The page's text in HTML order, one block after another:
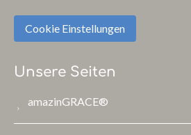
Cookie Einstellungen
Unsere Seiten
amazinGRACE®